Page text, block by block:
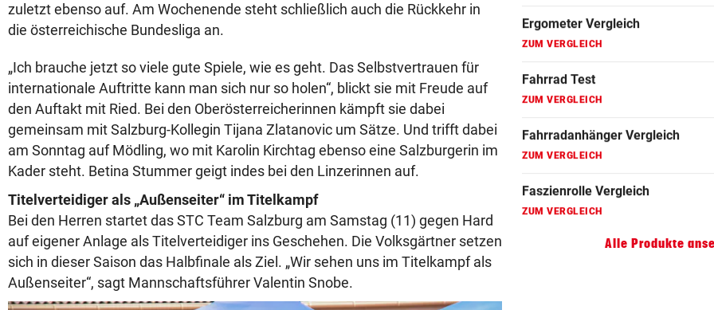
zuletzt ebenso auf. Am Wochenende steht schließlich auch die Rückkehr in
die österreichische Bundesliga an.
„Ich brauche jetzt so viele gute Spiele, wie es geht. Das Selbstvertrauen für
internationale Auftritte kann man sich nur so holen“, blickt sie mit Freude auf
den Auftakt mit Ried. Bei den Oberösterreicherinnen kämpft sie dabei
gemeinsam mit Salzburg-Kollegin Tijana Zlatanovic um Sätze. Und trifft dabei
am Sonntag auf Mödling, wo mit Karolin Kirchtag ebenso eine Salzburgerin im
Kader steht. Betina Stummer geigt indes bei den Linzerinnen auf.
Titelverteidiger als „Außenseiter“ im Titelkampf
Bei den Herren startet das STC Team Salzburg am Samstag (11) gegen Hard
auf eigener Anlage als Titelverteidiger ins Geschehen. Die Volksgärtner setzen
sich in dieser Saison das Halbfinale als Ziel. „Wir sehen uns im Titelkampf als
Außenseiter“, sagt Mannschaftsführer Valentin Snobe.
Fahrradanhänger Vergleich
ZUM VERGLEICH
Faszienrolle Vergleich
ZUM VERGLEICH
Hoverboard Vergleich
ZUM VERGLEICH
Kinderfahrrad Vergleich
ZUM VERGLEICH
Alle Produkte